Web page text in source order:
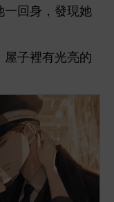
回 ，
現
子裡
亮